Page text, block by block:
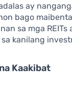
ay
bago
sa mga REITs
kanilang
Kaakibat